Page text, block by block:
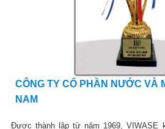
CÔNG TY CỔ PHẦN NƯỚC VÀ
NAM
Được thành lập từ năm 1969, VIWASE